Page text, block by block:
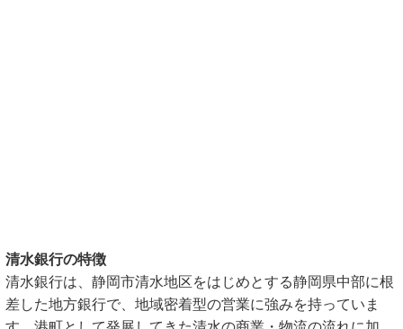
清水銀行の特徴
清水銀行は、静岡市清水地区をはじめとする静岡県中部に根
差した地方銀行で、地域密着型の営業に強みを持っていま